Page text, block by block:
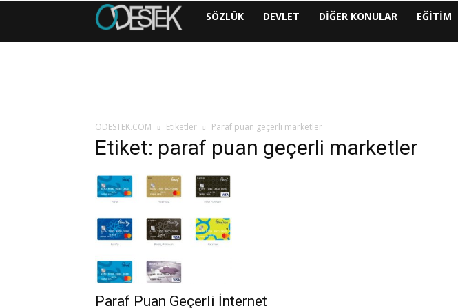
ODESTEK
SÖZLÜK DEVLET DIĞER KONULAR EĞITIM
ODESTEK.COM Etiketler Paraf puan geçerli marketler
Etiket: paraf puan geçerli marketler
Paraf Puan Geçerli İnternet